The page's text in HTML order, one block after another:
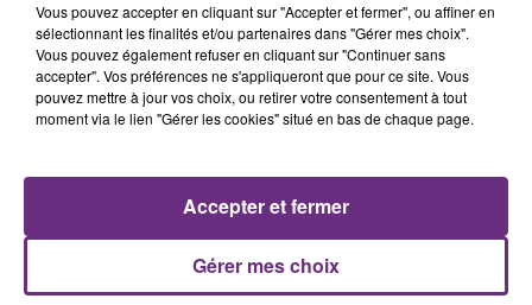
ZAHO & MC SOLAAR
Comme Caroline
P!NK
Sober
23h05
23h05 23h03
23h03
Vous pouvez accepter en cliquant sur "Accepter et fermer", ou affiner en
sélectionnant les finalités et/ou partenaires dans "Gérer mes choix".
Vous pouvez également refuser en cliquant sur "Continuer sans
accepter". Vos préférences ne s'appliqueront que pour ce site. Vous
pouvez mettre à jour vos choix, ou retirer votre consentement à tout
moment via le lien "Gérer les cookies" situé en bas de chaque page.
Gérer mes choix
Accepter et fermer